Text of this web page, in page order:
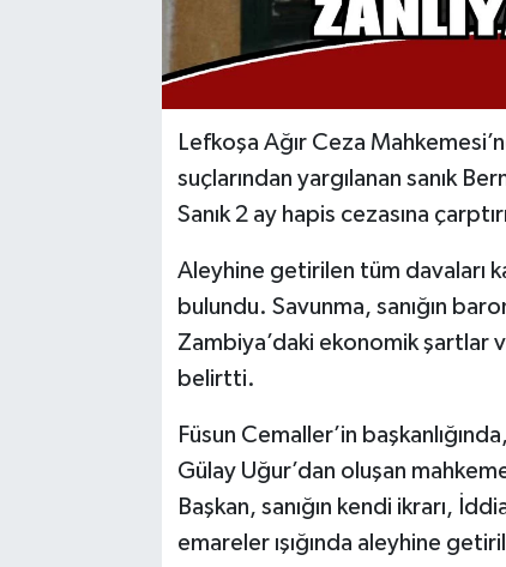
Lefkoşa Ağır Ceza
suçlarından yargılanan sanık
Sanık 2 ay hapis cezasına
Aleyhine getirilen tüm davaları
bulundu. Savunma, sanığın
Zambiya’daki ekonomik şartlar
belirtti.
Füsun Cemaller’in
Gülay Uğur’dan oluşan
Başkan, sanığın kendi ikrarı,
emareler ışığında aleyhine